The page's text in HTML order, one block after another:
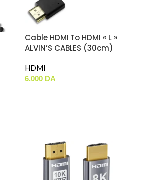
Cable HDMI To HDMI « L »
ALVIN’S CABLES (30cm)
HDMI
6.000 DA